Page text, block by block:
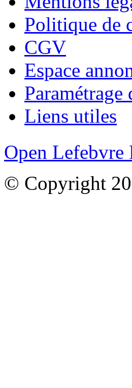
Politique de
CGV
Espace
Paramétrage
Liens utiles
Open Lefebvre
© Copyright